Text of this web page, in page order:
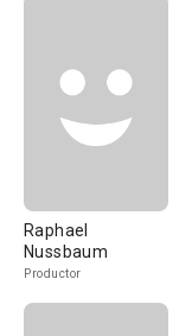
Raphael
Nussbaum
Productor